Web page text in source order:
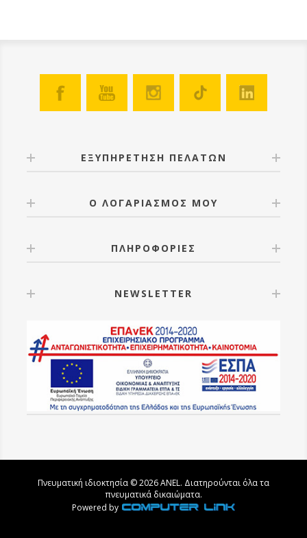
ΕΞΥΠΗΡΕΤΗΣΗ ΠΕΛΑΤΩΝ
Ο ΛΟΓΑΡΙΑΣΜΟΣ ΜΟΥ
ΠΛΗΡΟΦΟΡΙΕΣ
NEWSLETTER
Πνευματική ιδιοκτησία © 2026 ANEL. Διατηρούνται όλα τα
πνευματικά δικαιώματα.
Powered by